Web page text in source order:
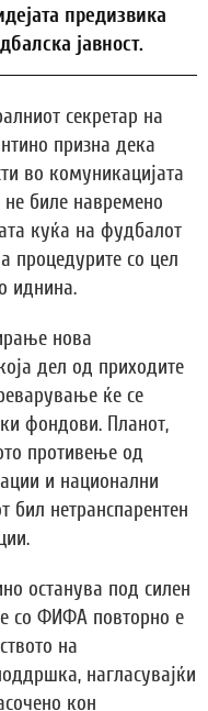
предизвика
јавност.
секретар на
призна дека
во комуникацијата
биле навремено
куќа на фудбалот
процедурите со цел
иднина.
нова
дел од приходите
ќе се
фондови. Планот,
противење од
и национални
бил нетранспарентен
останува под силен
со ФИФА повторно е
на
нагласувајќи
кон